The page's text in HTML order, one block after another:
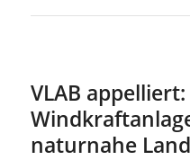
VLAB
naturnahe